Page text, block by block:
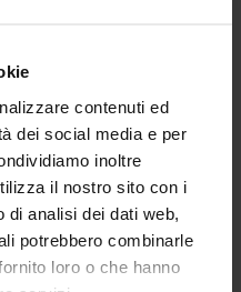
contenuti ed
dei social media e per
inoltre
il nostro sito con i
analisi dei dati web,
potrebbero combinarle
loro o che hanno
drenanti e cattura
fori e all’effetto
A
ed il bordo
personalizzati
base dal fondo
uso professionale,
con lavatrice e